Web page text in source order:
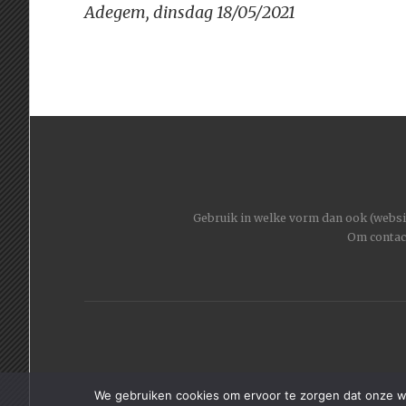
navigatie
Adegem, dinsdag 18/05/2021
Gebruik in welke vorm dan ook
Om
We gebruiken cookies om ervoor te zorgen dat onze